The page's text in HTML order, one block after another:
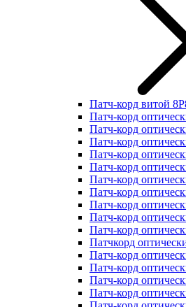
Патч-корд витой
Патч-корд
Патч-корд
Патч-корд
Патч-корд
Патч-корд
Патч-корд
Патч-корд
Патч-корд
Патч-корд
Патч-корд
Патчкорд
Патч-корд
Патч-корд
Патч-корд
Патч-корд